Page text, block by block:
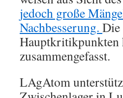
jedoch große
Nachbesserung.
Hauptkritikpunkten
zusammengefasst.
LAgAtom